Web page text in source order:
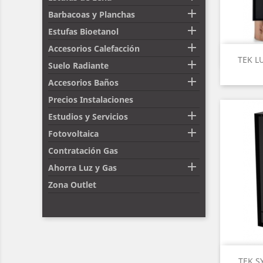
Barbacoas y Planchas 
Estufas Bioetanol 
Accesorios Calefacción 
Suelo Radiante 
Accesorios Baños 
Precios Instalaciones
Estudios y Servicios

Fotovoltaica 
Contratación Gas
Ahorra Luz y Gas

Zona Outlet
TEK